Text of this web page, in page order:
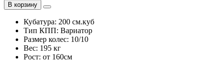
В корзину
Кубатура: 200 см.куб
Тип КПП: Вариатор
Размер колес: 10/10
Вес: 195 кг
Рост: от 160см